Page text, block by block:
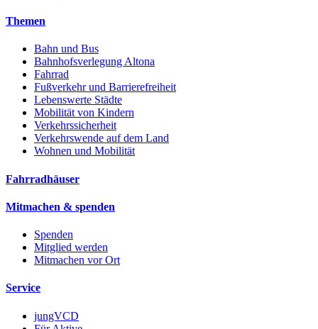
Themen
Bahn und Bus
Bahnhofsverlegung Altona
Fahrrad
Fußverkehr und Barrierefreiheit
Lebenswerte Städte
Mobilität von Kindern
Verkehrssicherheit
Verkehrswende auf dem Land
Wohnen und Mobilität
Fahrradhäuser
Mitmachen & spenden
Spenden
Mitglied werden
Mitmachen vor Ort
Service
jungVCD